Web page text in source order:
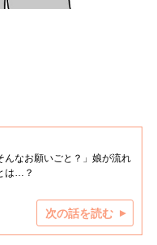
んなお願いごと？」娘が流れ
は…？
次の話を読む